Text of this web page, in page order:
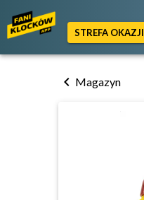
STREFA OKAZJI
chevron_left Magazyn